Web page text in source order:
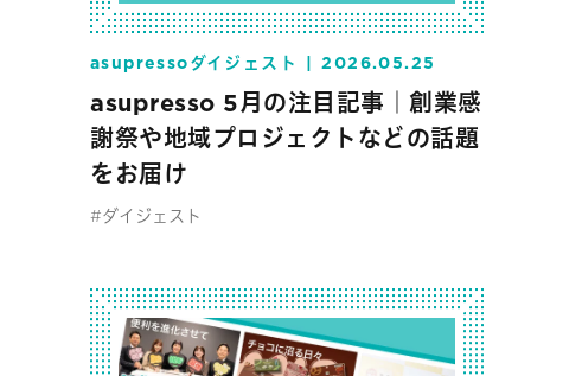
asupressoダイジェスト 2026.05.25
asupresso 5月の注目記事｜創業感
謝祭や地域プロジェクトなどの話題
をお届け
#ダイジェスト